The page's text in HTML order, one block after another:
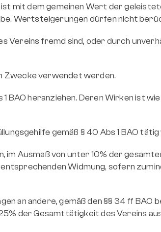
mit dem gemeinen Wert der
Wertsteigerungen dürfen nicht
Vereins fremd sind, oder durch
Zwecke verwendet werden.
BAO heranziehen. Deren Wirken ist
gemäß § 40 Abs 1 BAO
im Ausmaß von unter 10% der
Widmung, sofern
an andere, gemäß den §§ 34 ff BAO
der Gesamttätigkeit des Vereins